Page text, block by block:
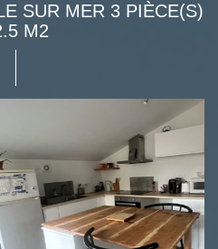
SUR MER 3 PIÈCE(S)
M2